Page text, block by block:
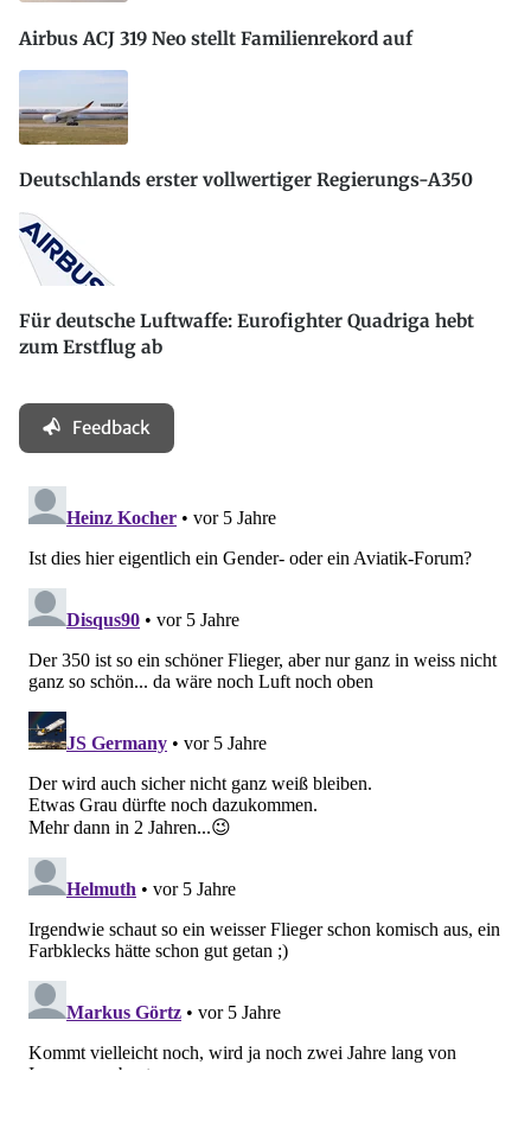
Airbus ACJ 319 Neo stellt Familienrekord auf
Deutschlands erster vollwertiger Regierungs-A350
Für deutsche Luftwaffe: Eurofighter Quadriga hebt
zum Erstflug ab
Feedback